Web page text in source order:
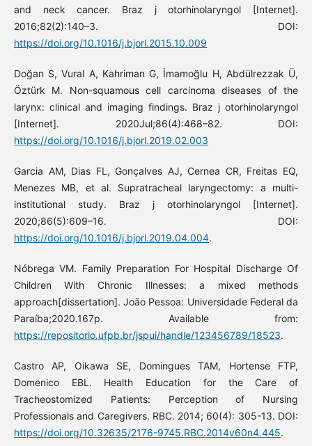
and neck cancer. Braz j otorhinolaryngol [Internet].
2016;82(2):140–3. DOI:
https://doi.org/10.1016/j.bjorl.2015.10.009
Doğan S, Vural A, Kahriman G, İmamoğlu H, Abdülrezzak Ü,
Öztürk M. Non-squamous cell carcinoma diseases of the
larynx: clinical and imaging findings. Braz j otorhinolaryngol
[Internet]. 2020Jul;86(4):468–82. DOI:
https://doi.org/10.1016/j.bjorl.2019.02.003
Garcia AM, Dias FL, Gonçalves AJ, Cernea CR, Freitas EQ,
Menezes MB, et al. Supratracheal laryngectomy: a multi-
institutional study. Braz j otorhinolaryngol [Internet].
2020;86(5):609–16. DOI:
https://doi.org/10.1016/j.bjorl.2019.04.004.
Nóbrega VM. Family Preparation For Hospital Discharge Of
Children With Chronic Illnesses: a mixed methods
approach[dissertation]. João Pessoa: Universidade Federal da
Paraíba;2020.167p. Available from:
https://repositorio.ufpb.br/jspui/handle/123456789/18523.
Castro AP, Oikawa SE, Domingues TAM, Hortense FTP,
Domenico EBL. Health Education for the Care of
Tracheostomized Patients: Perception of Nursing
Professionals and Caregivers. RBC. 2014; 60(4): 305-13. DOI:
https://doi.org/10.32635/2176-9745.RBC.2014v60n4.445.